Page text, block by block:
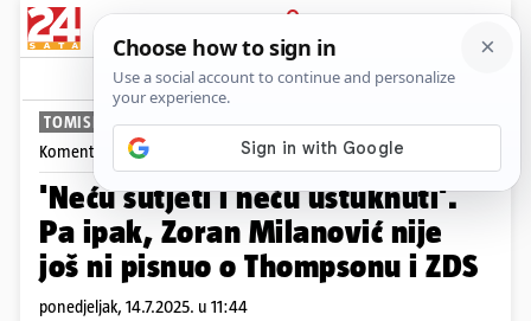
PRIJAVA
News Komentari
TOMISLAV KLAUŠKI
Komentira Tomislav Klauški
'Neću šutjeti i neću ustuknuti'.
Pa ipak, Zoran Milanović nije
još ni pisnuo o Thompsonu i ZDS
ponedjeljak, 14.7.2025. u 11:44